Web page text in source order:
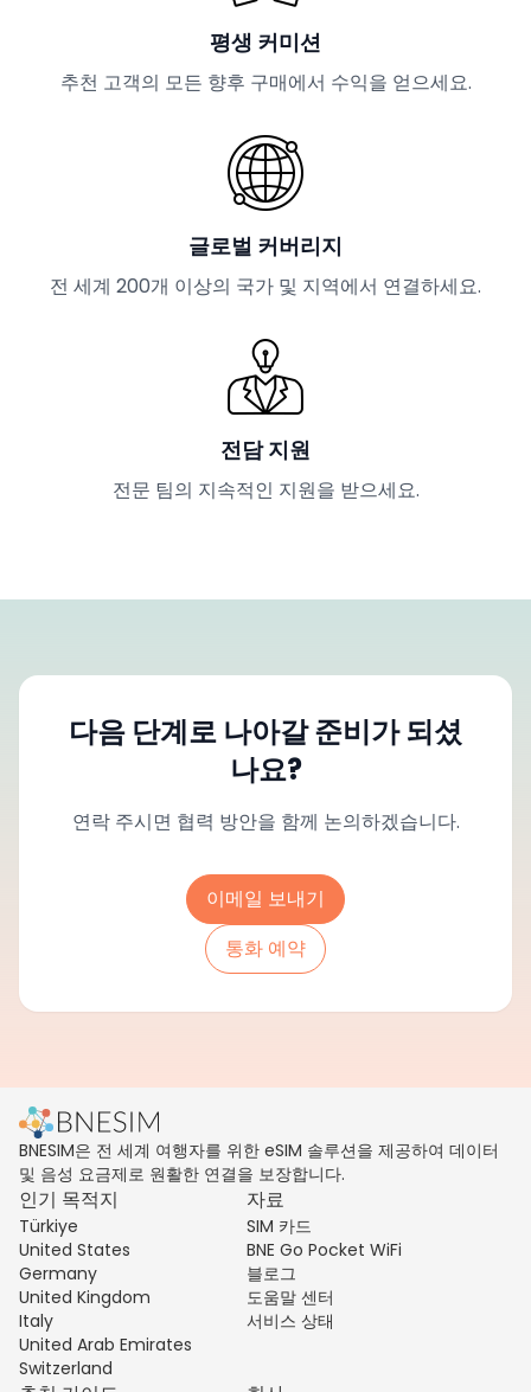
평생 커미션
추천 고객의 모든 향후 구매에서 수익을 얻으세요.
글로벌 커버리지
전 세계 200개 이상의 국가 및 지역에서 연결하세요.
전담 지원
전문 팀의 지속적인 지원을 받으세요.
다음 단계로 나아갈 준비가 되셨
나요?
연락 주시면 협력 방안을 함께 논의하겠습니다.
이메일 보내기
통화 예약
BNESIM은 전 세계 여행자를 위한 eSIM 솔루션을 제공하여 데이터
및 음성 요금제로 원활한 연결을 보장합니다.
인기 목적지
Türkiye
United States
Germany
United Kingdom
Italy
United Arab Emirates
Switzerland
자료
SIM 카드
BNE Go Pocket WiFi
블로그
도움말 센터
서비스 상태